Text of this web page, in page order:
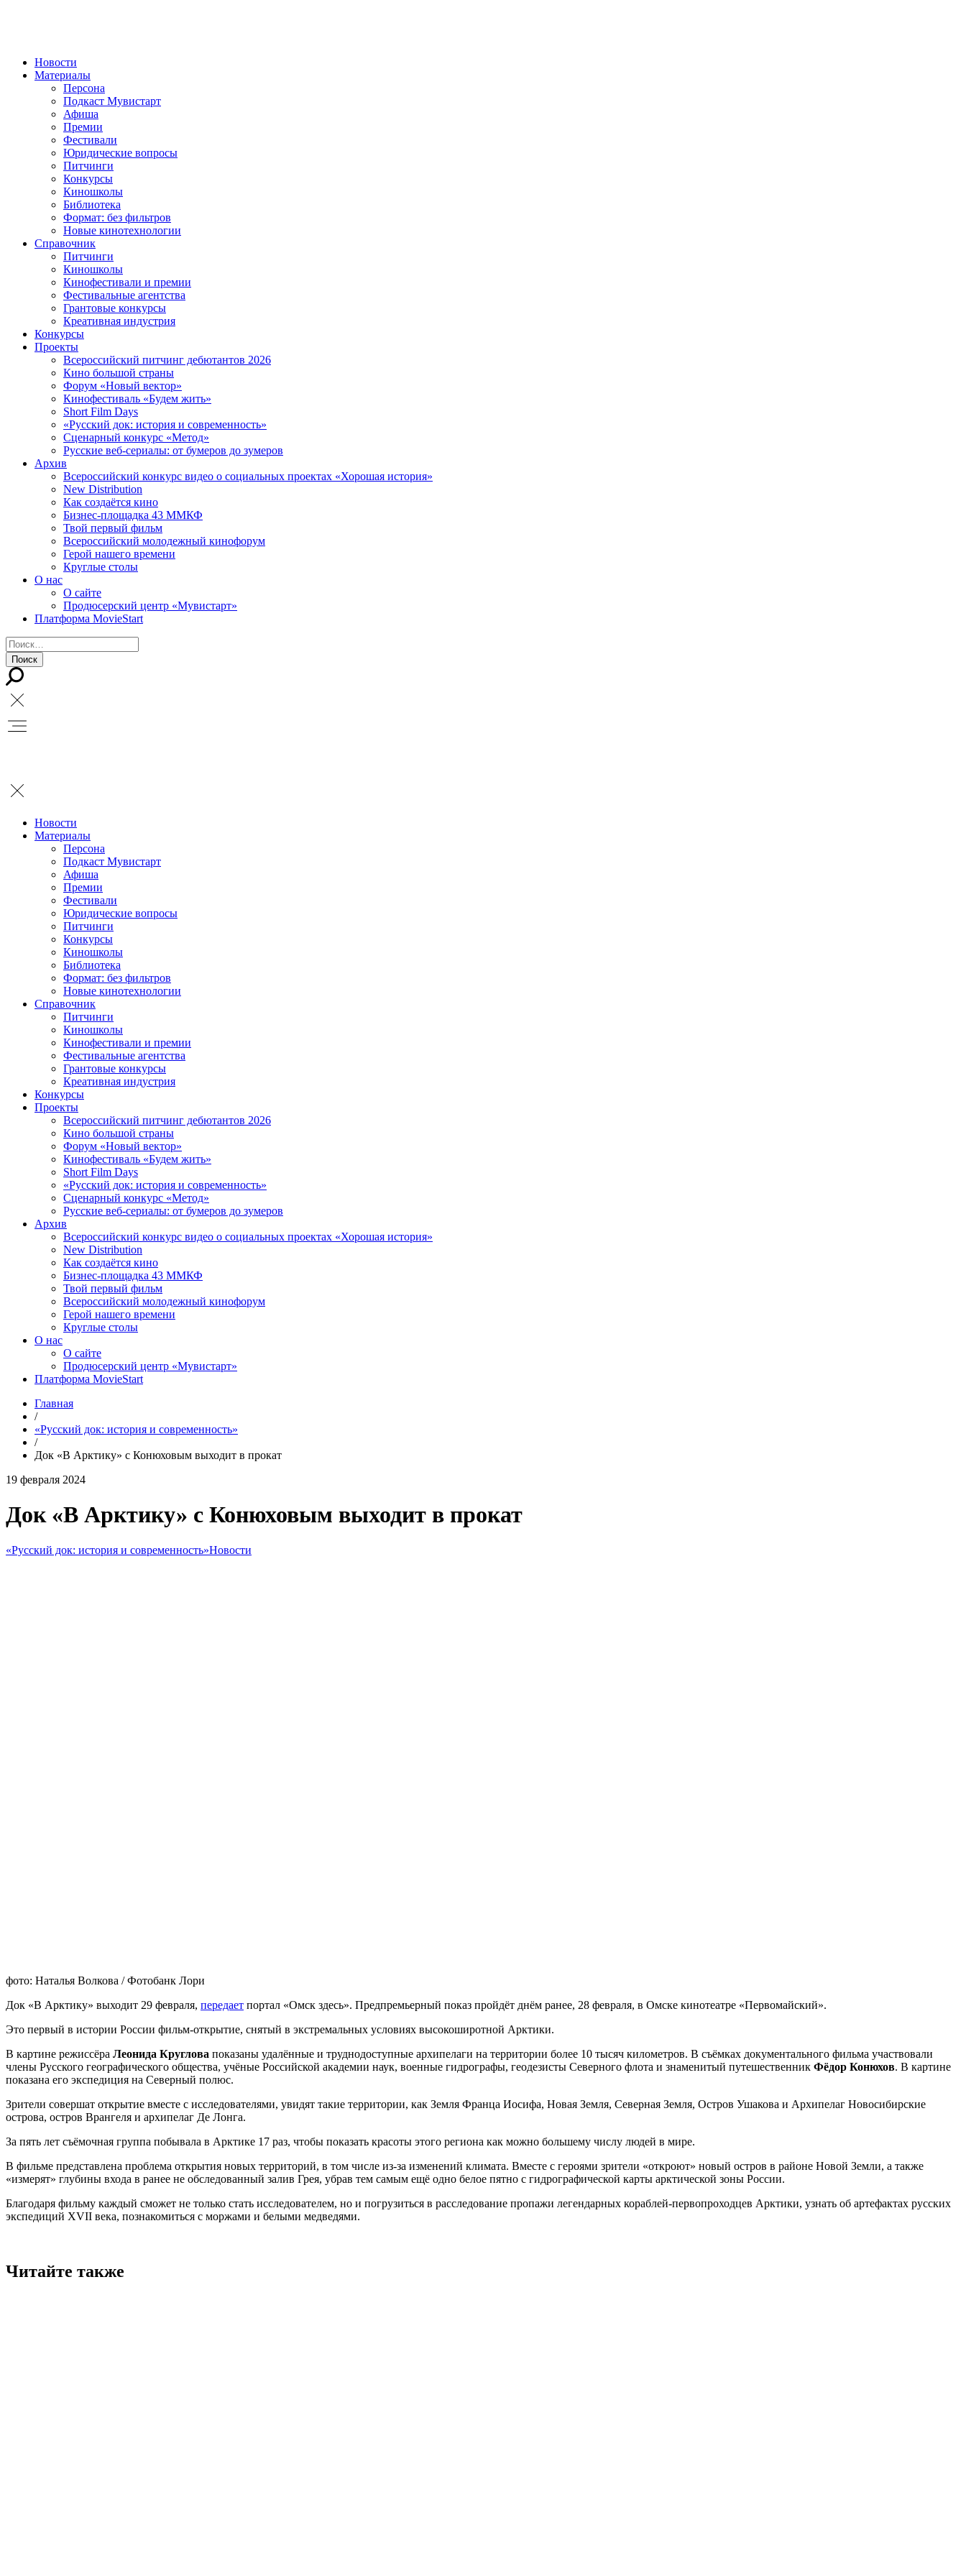
Новости
Материалы
Персона
Подкаст Мувистарт
Афиша
Премии
Фестивали
Юридические вопросы
Питчинги
Конкурсы
Киношколы
Библиотека
Формат: без фильтров
Новые кинотехнологии
Справочник
Питчинги
Киношколы
Кинофестивали и премии
Фестивальные агентства
Грантовые конкурсы
Креативная индустрия
Конкурсы
Проекты
Всероссийский питчинг дебютантов 2026
Кино большой страны
Форум «Новый вектор»
Кинофестиваль «Будем жить»
Short Film Days
«Русский док: история и современность»
Сценарный конкурс «Метод»
Русские веб-сериалы: от бумеров до зумеров
Архив
Всероссийский конкурс видео о социальных проектах «Хорошая история»
New Distribution
Как создаётся кино
Бизнес-площадка 43 ММКФ
Твой первый фильм
Всероссийский молодежный кинофорум
Герой нашего времени
Круглые столы
О нас
О сайте
Продюсерский центр «Мувистарт»
Платформа MovieStart
Новости
Материалы
Персона
Подкаст Мувистарт
Афиша
Премии
Фестивали
Юридические вопросы
Питчинги
Конкурсы
Киношколы
Библиотека
Формат: без фильтров
Новые кинотехнологии
Справочник
Питчинги
Киношколы
Кинофестивали и премии
Фестивальные агентства
Грантовые конкурсы
Креативная индустрия
Конкурсы
Проекты
Всероссийский питчинг дебютантов 2026
Кино большой страны
Форум «Новый вектор»
Кинофестиваль «Будем жить»
Short Film Days
«Русский док: история и современность»
Сценарный конкурс «Метод»
Русские веб-сериалы: от бумеров до зумеров
Архив
Всероссийский конкурс видео о социальных проектах «Хорошая история»
New Distribution
Как создаётся кино
Бизнес-площадка 43 ММКФ
Твой первый фильм
Всероссийский молодежный кинофорум
Герой нашего времени
Круглые столы
О нас
О сайте
Продюсерский центр «Мувистарт»
Платформа MovieStart
Главная
/
«Русский док: история и современность»
/
Док «В Арктику» с Конюховым выходит в прокат
19 февраля 2024
Док «В Арктику» с Конюховым выходит в прокат
«Русский док: история и современность»Новости
фото: Наталья Волкова / Фотобанк Лори
Док «В Арктику» выходит 29 февраля, передает портал «Омск здесь». Предпремьерный показ пройдёт днём ранее, 28 февраля, в Омске кинотеатре «Первомайский».
Это первый в истории России фильм-открытие, снятый в экстремальных условиях высокоширотной Арктики.
В картине режиссёра Леонида Круглова показаны удалённые и труднодоступные архипелаги на территории более 10 тысяч километров. В съёмках документального фильма участвовали
члены Русского географического общества, учёные Российской академии наук, военные гидрографы, геодезисты Северного флота и знаменитый путешественник Фёдор Конюхов. В картине
показана его экспедиция на Северный полюс.
Зрители совершат открытие вместе с исследователями, увидят такие территории, как Земля Франца Иосифа, Новая Земля, Северная Земля, Остров Ушакова и Архипелаг Новосибирские
острова, остров Врангеля и архипелаг Де Лонга.
За пять лет съёмочная группа побывала в Арктике 17 раз, чтобы показать красоты этого региона как можно большему числу людей в мире.
В фильме представлена проблема открытия новых территорий, в том числе из-за изменений климата. Вместе с героями зрители «откроют» новый остров в районе Новой Земли, а также
«измерят» глубины входа в ранее не обследованный залив Грея, убрав тем самым ещё одно белое пятно с гидрографической карты арктической зоны России.
Благодаря фильму каждый сможет не только стать исследователем, но и погрузиться в расследование пропажи легендарных кораблей-первопроходцев Арктики, узнать об артефактах русских
экспедиций XVII века, познакомиться с моржами и белыми медведями.
Читайте также